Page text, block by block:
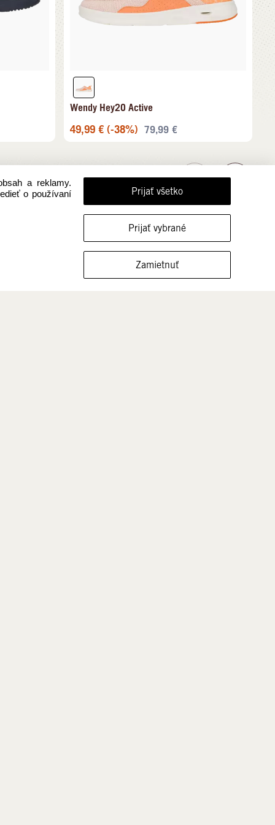
FILTROVAŤ VEĽKOSTI
Wendy Hey2O Active
49,99 € (-38%) 79,99 €
a reklamy.
o používaní
Prijať všetko
Prijať vybrané
Zamietnuť